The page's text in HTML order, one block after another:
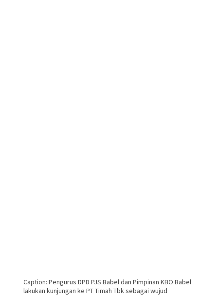
Caption: Pengurus DPD PJS Babel dan Pimpinan KBO Babel
lakukan kunjungan ke PT Timah Tbk sebagai wujud